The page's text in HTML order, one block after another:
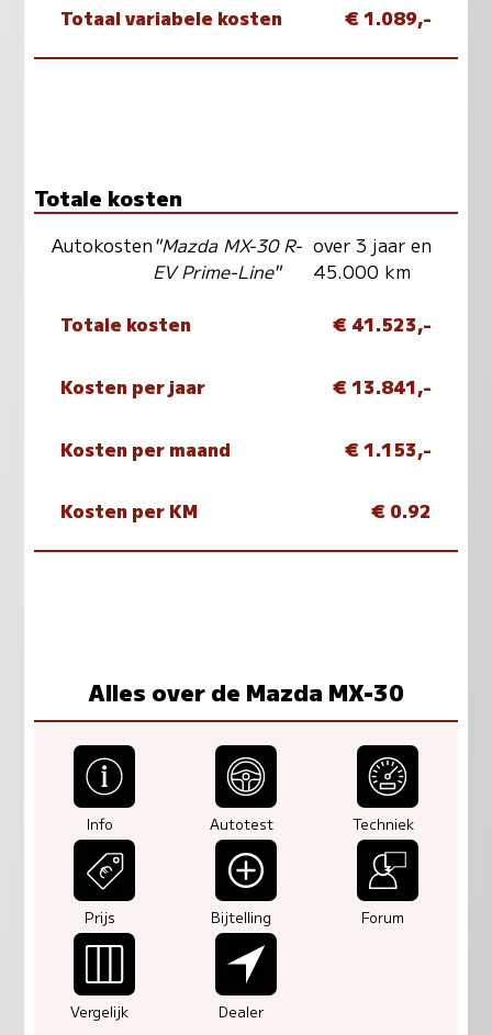
Totaal variabele kosten € 1.089,-
Totale kosten
Autokosten"Mazda MX-30 R-
EV Prime-Line"
over 3 jaar en
45.000 km
Totale kosten € 41.523,-
Kosten per jaar € 13.841,-
Kosten per maand € 1.153,-
Kosten per KM € 0.92
Alles over de Mazda MX-30
Info Autotest Techniek
Prijs Bijtelling Forum
Vergelijk Dealer